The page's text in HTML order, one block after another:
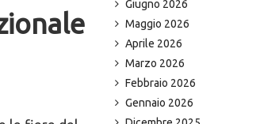
Giugno 2026
Maggio 2026
Aprile 2026
Marzo 2026
Febbraio 2026
Gennaio 2026